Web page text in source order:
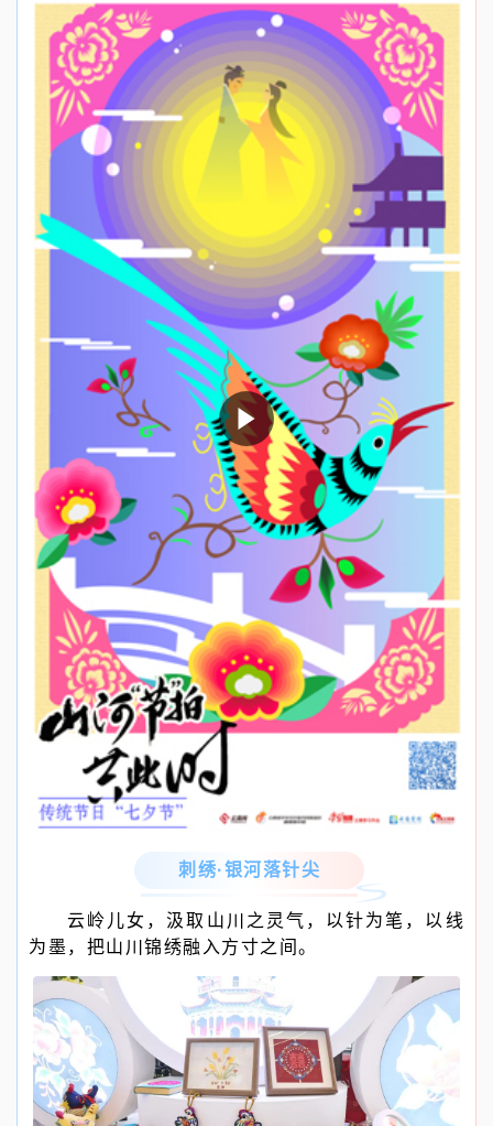
刺绣·银河落针尖
云岭儿女，汲取山川之灵气，以针为笔，以线
为墨，把山川锦绣融入方寸之间。